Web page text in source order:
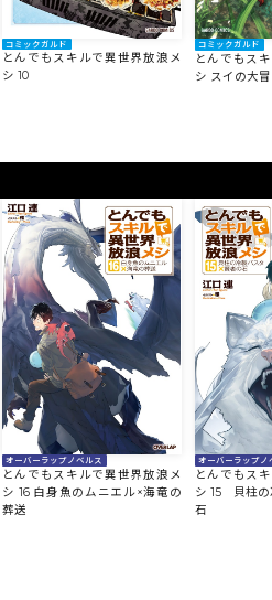
コミックガルド
とんでもスキルで異世界放浪メ
シ 10
コミックガルド
とんでもス
シ スイの大
オーバーラップノベルス
とんでもスキルで異世界放浪メ
シ 16 白身魚のムニエル×海竜の
葬送
オーバーラップノ
とんでもス
シ 15 貝柱の
石